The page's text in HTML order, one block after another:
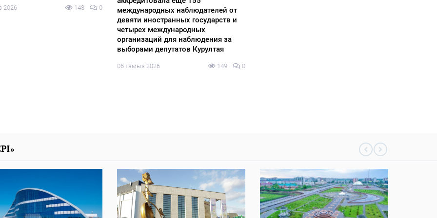
2026 148 0
международных наблюдателей от
девяти иностранных государств и
четырех международных
организаций для наблюдения за
выборами депутатов Курултая
06 тамыз 2026 149 0